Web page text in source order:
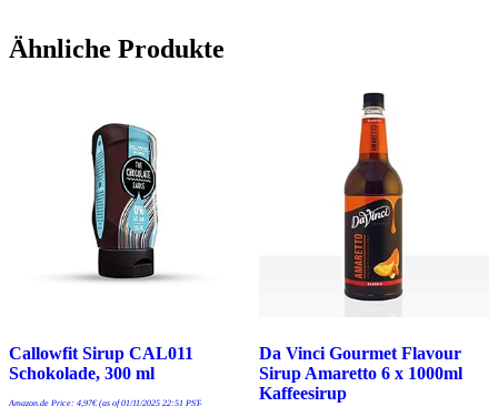
Ähnliche Produkte
Callowfit Sirup CAL011
Schokolade, 300 ml
Amazon.de Price: 4,97€(as of 01/11/2025 22:51 PST-
Da Vinci Gourmet Flavour
Sirup Amaretto 6 x 1000ml
Kaffeesirup